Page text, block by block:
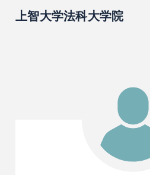
上智大学法科大学院